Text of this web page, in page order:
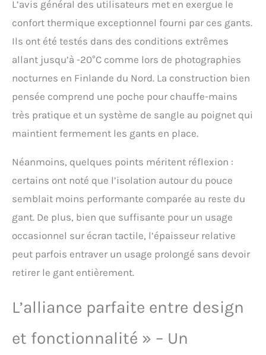
L’avis général des utilisateurs met en exergue le
confort thermique exceptionnel fourni par ces gants.
Ils ont été testés dans des conditions extrêmes
allant jusqu’à -20°C comme lors de photographies
nocturnes en Finlande du Nord. La construction bien
pensée comprend une poche pour chauffe-mains
très pratique et un système de sangle au poignet qui
maintient fermement les gants en place.
Néanmoins, quelques points méritent réflexion :
certains ont noté que l’isolation autour du pouce
semblait moins performante comparée au reste du
gant. De plus, bien que suffisante pour un usage
occasionnel sur écran tactile, l’épaisseur relative
peut parfois entraver un usage prolongé sans devoir
retirer le gant entièrement.
L’alliance parfaite entre design
et fonctionnalité » – Un